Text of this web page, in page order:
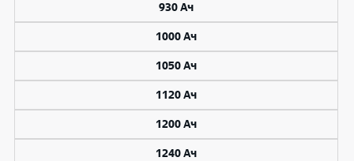
930 Ач
1000 Ач
1050 Ач
1120 Ач
1200 Ач
1240 Ач